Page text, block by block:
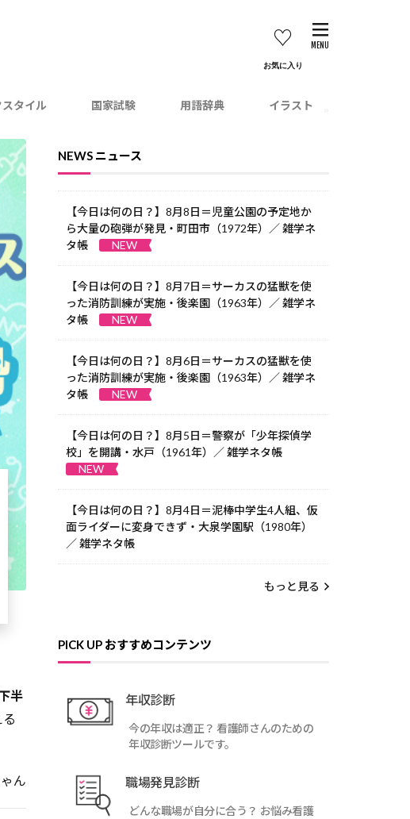
スタイル 国家試験 用語辞典 イラスト
半
ん
NEWS ニュース
【今日は何の日？】8月8日＝児童公園の予定地か
ら大量の砲弾が発見・町田市（1972年）／ 雑学ネ
タ帳
NEW
【今日は何の日？】8月7日＝サーカスの猛獣を使
った消防訓練が実施・後楽園（1963年）／ 雑学ネ
タ帳
NEW
【今日は何の日？】8月6日＝サーカスの猛獣を使
った消防訓練が実施・後楽園（1963年）／ 雑学ネ
タ帳
NEW
【今日は何の日？】8月5日＝警察が「少年探偵学
校」を開講・水戸（1961年）／ 雑学ネタ帳
NEW
【今日は何の日？】8月4日＝泥棒中学生4人組、仮
面ライダーに変身できず・大泉学園駅（1980年）
／ 雑学ネタ帳
もっと見る
PICK UP おすすめコンテンツ
年収診断
今の年収は適正？ 看護師さんのための
年収診断ツールです。
職場発見診断
どんな職場が自分に合う？ お悩み看護